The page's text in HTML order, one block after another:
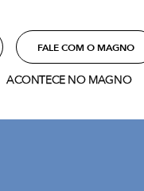
FALE COM O MAGNO
ACONTECE NO MAGNO